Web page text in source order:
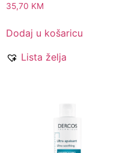
35,70 KM
Dodaj u košaricu
Lista želja